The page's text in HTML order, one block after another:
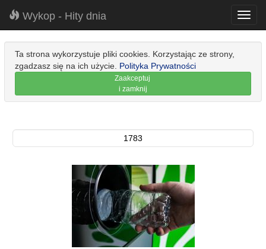
Wykop - Hity dnia
Ta strona wykorzystuje pliki cookies. Korzystając ze strony,
zgadzasz się na ich użycie. Polityka Prywatności
Zaakceptuj
i zamknij
1783